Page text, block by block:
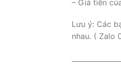
– Giá tiền
Lưu ý: Các
nhau. ( Zalo